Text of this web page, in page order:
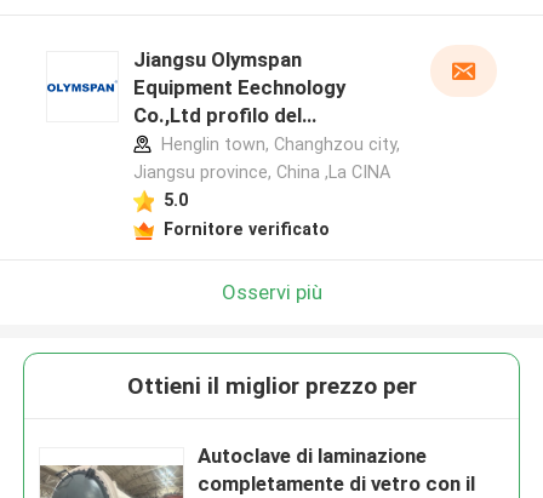
Jiangsu Olymspan
Equipment Eechnology
Co.,Ltd profilo del
produttore
Henglin town, Changhzou city,
Jiangsu province, China ,La CINA
5.0
Fornitore verificato
Osservi più
Ottieni il miglior prezzo per
Autoclave di laminazione
completamente di vetro con il